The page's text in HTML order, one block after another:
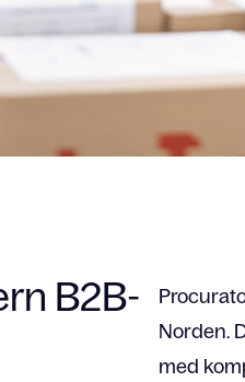
B2B-
Norden.
med